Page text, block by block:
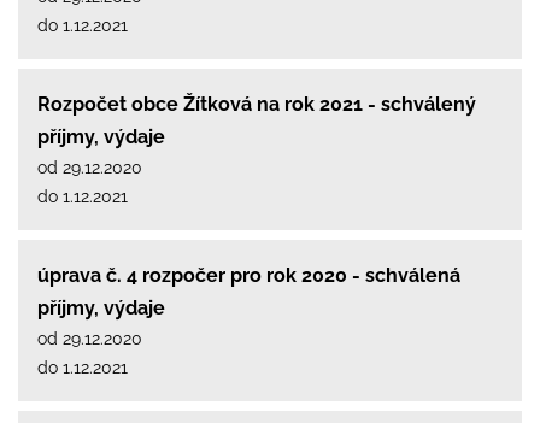
do 1.12.2021
Rozpočet obce Žítková na rok 2021 - schválený
příjmy, výdaje
od 29.12.2020
do 1.12.2021
úprava č. 4 rozpočer pro rok 2020 - schválená
příjmy, výdaje
od 29.12.2020
do 1.12.2021